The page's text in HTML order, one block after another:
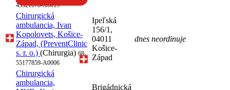
45321078-A0015
Chirurgická
ambulancia, Ivan
Kopolovets, Košice-
Západ, (PreventClinic
s. r. o.) (Chirurgia) 68-
55177859-A0006
Ipeľská
156/1,
04011
Košice-
Západ
dnes neordinuje
Chirurgická
ambulancia,
Brigádnická